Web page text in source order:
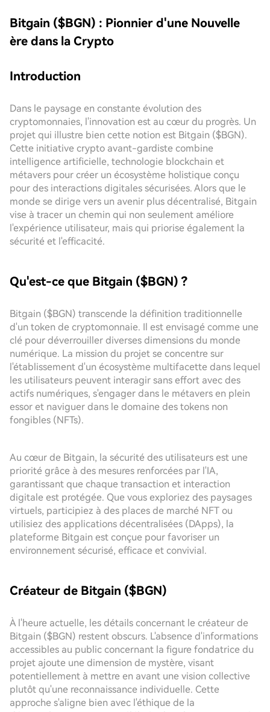
Bitgain ($BGN) : Pionnier d'une Nouvelle
ère dans la Crypto
Introduction
Dans le paysage en constante évolution des
cryptomonnaies, l'innovation est au cœur du progrès. Un
projet qui illustre bien cette notion est Bitgain ($BGN).
Cette initiative crypto avant-gardiste combine
intelligence artificielle, technologie blockchain et
métavers pour créer un écosystème holistique conçu
pour des interactions digitales sécurisées. Alors que le
monde se dirige vers un avenir plus décentralisé, Bitgain
vise à tracer un chemin qui non seulement améliore
l'expérience utilisateur, mais qui priorise également la
sécurité et l'efficacité.
Qu'est-ce que Bitgain ($BGN) ?
Bitgain ($BGN) transcende la définition traditionnelle
d'un token de cryptomonnaie. Il est envisagé comme une
clé pour déverrouiller diverses dimensions du monde
numérique. La mission du projet se concentre sur
l'établissement d'un écosystème multifacette dans lequel
les utilisateurs peuvent interagir sans effort avec des
actifs numériques, s'engager dans le métavers en plein
essor et naviguer dans le domaine des tokens non
fongibles (NFTs).
Au cœur de Bitgain, la sécurité des utilisateurs est une
priorité grâce à des mesures renforcées par l'IA,
garantissant que chaque transaction et interaction
digitale est protégée. Que vous exploriez des paysages
virtuels, participiez à des places de marché NFT ou
utilisiez des applications décentralisées (DApps), la
plateforme Bitgain est conçue pour favoriser un
environnement sécurisé, efficace et convivial.
Créateur de Bitgain ($BGN)
À l'heure actuelle, les détails concernant le créateur de
Bitgain ($BGN) restent obscurs. L'absence d'informations
accessibles au public concernant la figure fondatrice du
projet ajoute une dimension de mystère, visant
potentiellement à mettre en avant une vision collective
plutôt qu'une reconnaissance individuelle. Cette
approche s'aligne bien avec l'éthique de la